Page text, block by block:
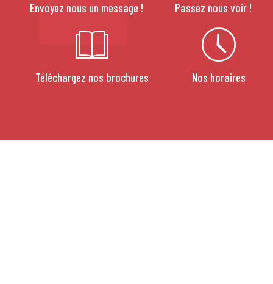
Envoyez nous un message ! Passez nous voir !
Téléchargez nos brochures Nos horaires